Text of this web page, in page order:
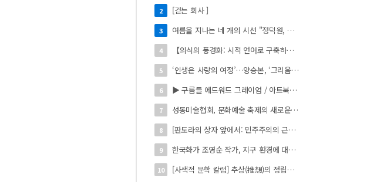
2 [걷는 회사 ]
3 여름을 지나는 네 개의 시선 "정덕원, 나지윤, 민선홍, 정윤하 작가" 4인 展
4 【의식의 풍경화: 시적 언어로 구축하는 실존의 미학】
5 ‘인생은 사랑의 여정’…양승본, ‘그리움의 빛’
6 ▶ 구름들 에드워드 그레이엄 / 아트북스 / 288쪽
7 성동미술협회, 문화예술 축제의 새로운 시작 ‘2026 서울숲 국제 아트 페스타’ 개최
8 [판도라의 상자 앞에서: 민주주의의 근원을 묻다]
9 한국화가 조영순 작가, 지구 환경에 대한 이야기 '사라진 동물의 수호 서사' 개인전 진행 中
10 [사색적 문학 칼럼] 추상(推想)의 정립과 육화(肉化)의 도(道)